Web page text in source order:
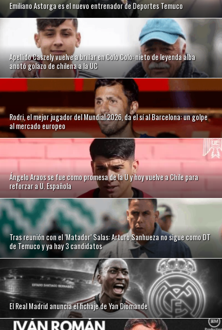
Emiliano Astorga es el nuevo entrenador de Deportes Temuco
Apellido Caszely vuelve a brillar en Colo Colo: nieto de leyenda alba
anotó golazo de chilena a la UC
Rodri, el mejor jugador del Mundial 2026, da el sí al Barcelona: un golpe
al mercado europeo
Ángelo Araos se fue como promesa de la U y hoy vuelve a Chile para
reforzar a U. Española
Tras reunión con el ’Matador’ Salas: Arturo Sanhueza no sigue como DT
de Temuco y ya hay 3 candidatos
El Real Madrid anuncia el fichaje de Yan Diomande